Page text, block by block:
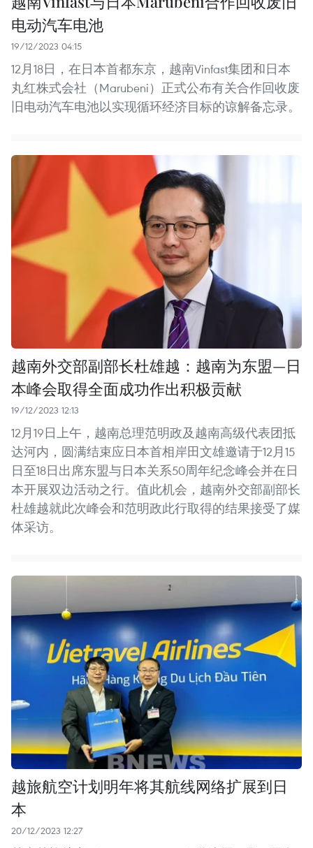
电动汽车电池
19/12/2023 04:15
12月18日，在日本首都东京，越南Vinfast集团和日本
丸红株式会社（Marubeni）正式公布有关合作回收废
旧电动汽车电池以实现循环经济目标的谅解备忘录。
越南外交部副部长杜雄越：越南为东盟—日
本峰会取得全面成功作出积极贡献
19/12/2023 12:13
12月19日上午，越南总理范明政及越南高级代表团抵
达河内，圆满结束应日本首相岸田文雄邀请于12月15
日至18日出席东盟与日本关系50周年纪念峰会并在日
本开展双边活动之行。值此机会，越南外交部副部长
杜雄越就此次峰会和范明政此行取得的结果接受了媒
体采访。
越旅航空计划明年将其航线网络扩展到日
本
20/12/2023 12:27